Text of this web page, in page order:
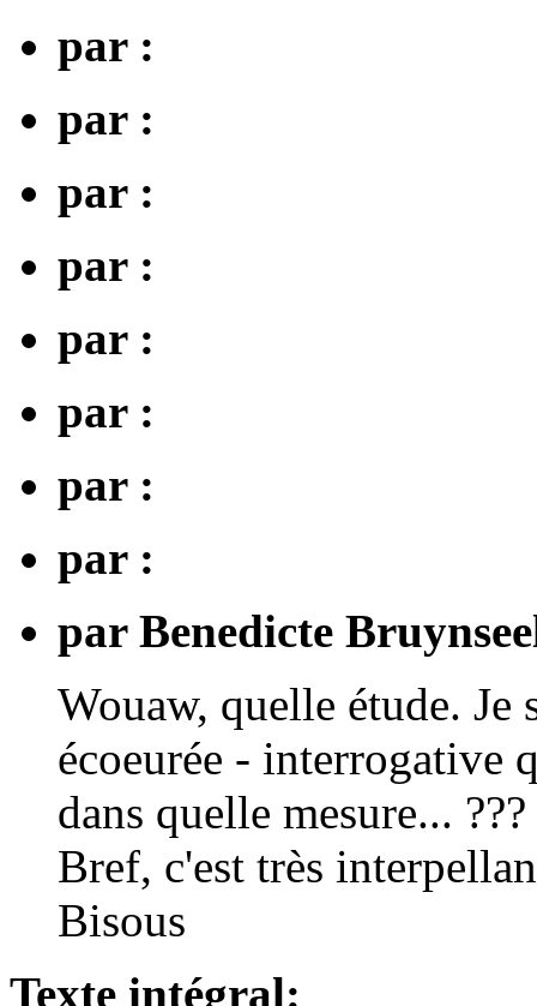
par :
par :
par :
par :
par :
par :
par :
par :
par Benedicte
Wouaw, quelle étude. Je
écoeurée - interrogative
dans quelle mesure... ???
Bref, c'est très
Bisous
Texte intégral: